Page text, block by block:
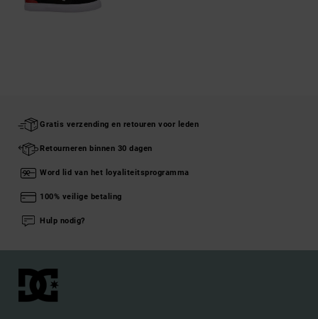
Gratis verzending en retouren voor leden
Retourneren binnen 30 dagen
Word lid van het loyaliteitsprogramma
100% veilige betaling
Hulp nodig?